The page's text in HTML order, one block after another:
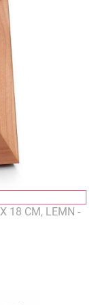
18 CM, LEMN -